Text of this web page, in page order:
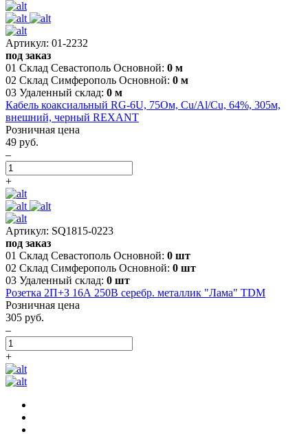
Артикул: 01-2232
под заказ
01 Склад Севастополь Основной: 0 м
02 Склад Симферополь Основной: 0 м
03 Удаленный склад: 0 м
Кабель коаксиальный RG-6U, 75Ом, Cu/Al/Cu, 64%, 305м,
внешний, черный REXANT
Розничная цена
49 руб.
–
+
Артикул: SQ1815-0223
под заказ
01 Склад Севастополь Основной: 0 шт
02 Склад Симферополь Основной: 0 шт
03 Удаленный склад: 0 шт
Розетка 2П+З 16А 250В серебр. металлик "Лама" TDM
Розничная цена
305 руб.
–
+